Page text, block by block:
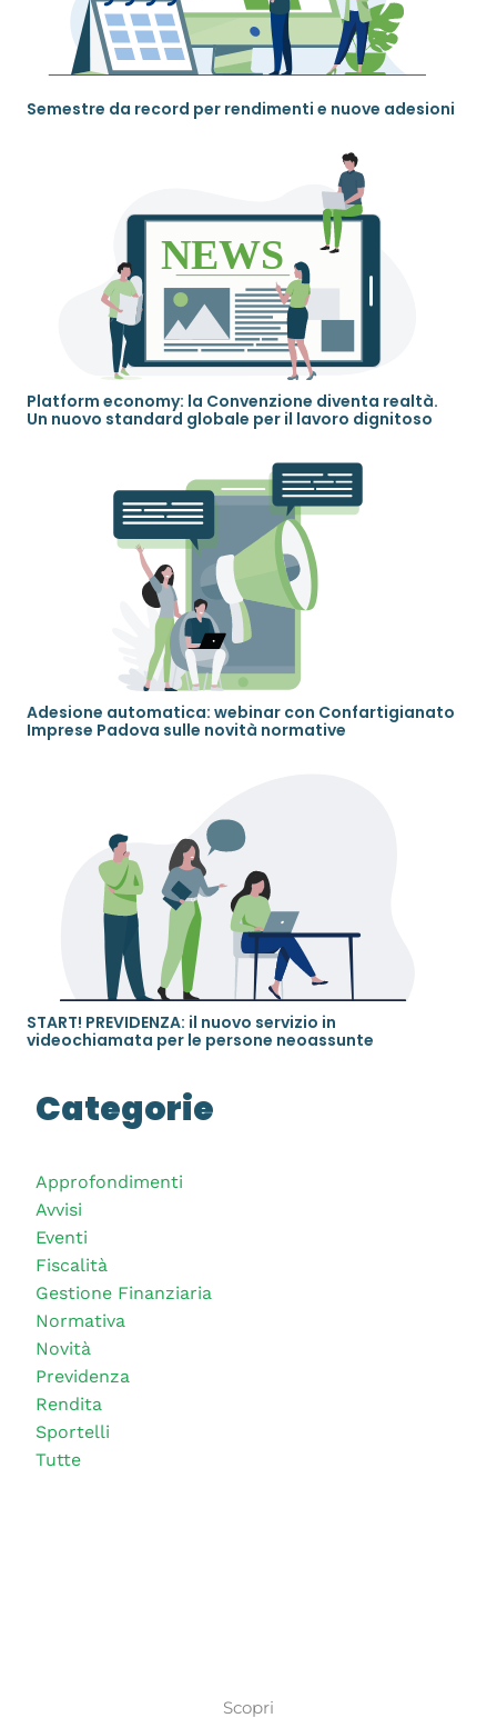
Semestre da record per rendimenti e nuove adesioni
Platform economy: la Convenzione diventa realtà.
Un nuovo standard globale per il lavoro dignitoso
Adesione automatica: webinar con Confartigianato
Imprese Padova sulle novità normative
START! PREVIDENZA: il nuovo servizio in
videochiamata per le persone neoassunte
Categorie
Approfondimenti
Avvisi
Eventi
Fiscalità
Gestione Finanziaria
Normativa
Novità
Previdenza
Rendita
Sportelli
Tutte
Scopri